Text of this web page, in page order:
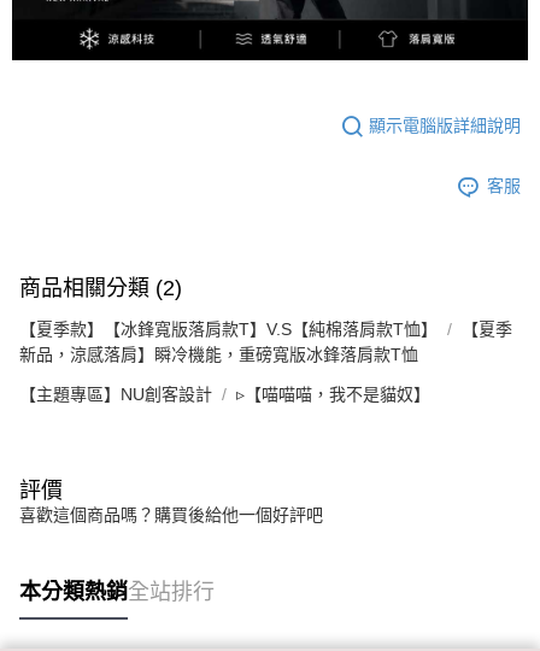
顯示電腦版詳細說明
客服
商品相關分類 (2)
【夏季款】【冰鋒寬版落肩款T】V.S【純棉落肩款T恤】
【夏季
新品，涼感落肩】瞬冷機能，重磅寬版冰鋒落肩款T恤
【主題專區】NU創客設計 ▹【喵喵喵，我不是貓奴】
評價
喜歡這個商品嗎？購買後給他一個好評吧
本分類熱銷全站排行